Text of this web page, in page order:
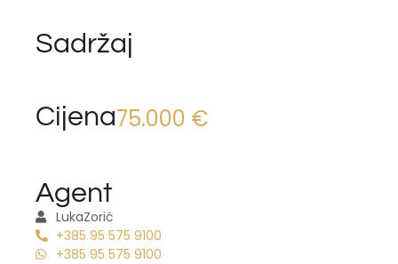
Sadržaj
Cijena75.000 €
Agent
LukaZorić
+385 95 575 9100
+385 95 575 9100